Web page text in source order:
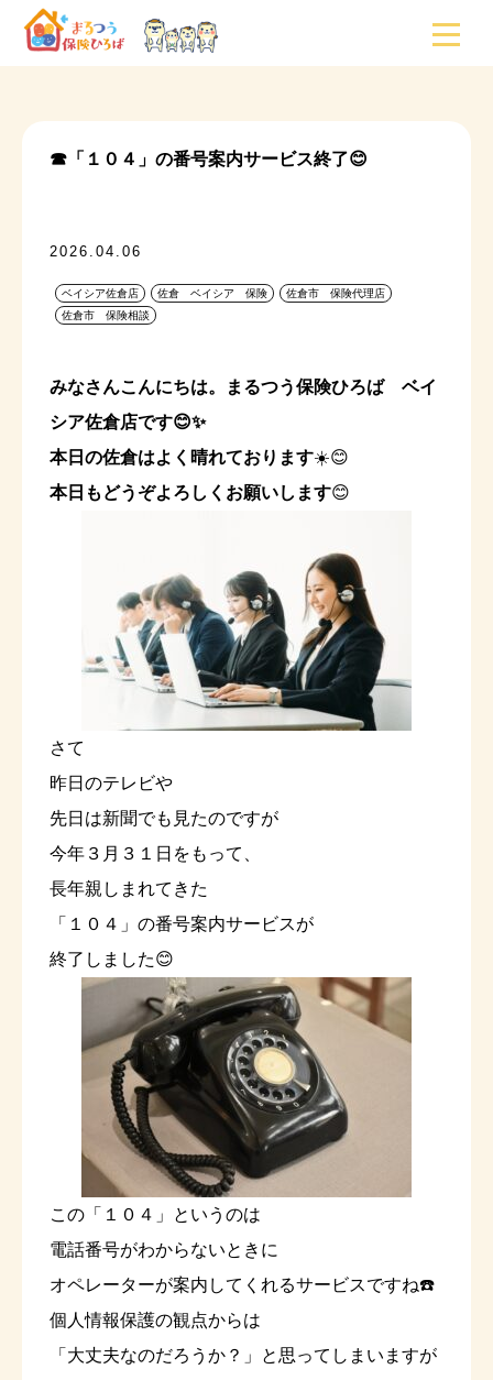
☎「１０４」の番号案内サービス終了😊
2026.04.06
ベイシア佐倉店 佐倉 ベイシア 保険
佐倉市 保険代理店
佐倉市 保険相談
みなさんこんにちは。まるつう保険ひろば ベイ
シア佐倉店です😊✨
本日の佐倉はよく晴れております☀️😊
本日もどうぞよろしくお願いします😊
さて
昨日のテレビや
先日は新聞でも見たのですが
今年３月３１日をもって、
長年親しまれてきた
「１０４」の番号案内サービスが
終了しました😊
この「１０４」というのは
電話番号がわからないときに
オペレーターが案内してくれるサービスですね☎️
個人情報保護の観点からは
「大丈夫なのだろうか？」と思ってしまいますが